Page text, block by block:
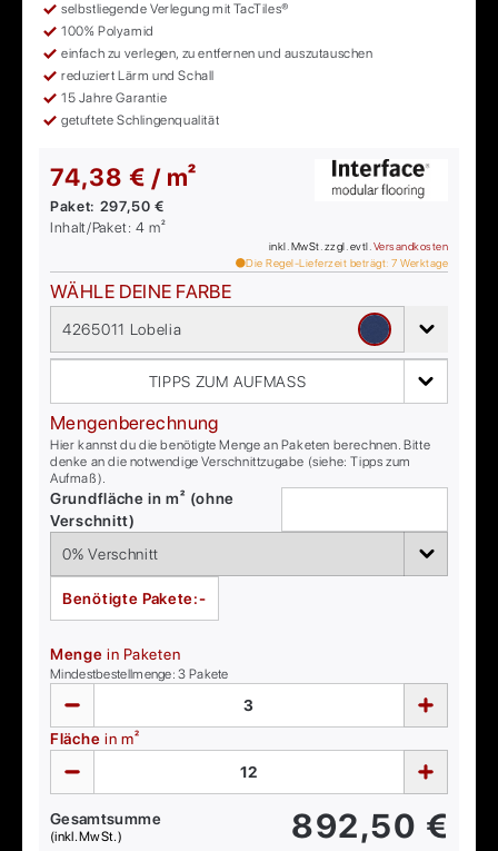
selbstliegende Verlegung mit TacTiles®
100% Polyamid
einfach zu verlegen, zu entfernen und auszutauschen
reduziert Lärm und Schall
15 Jahre Garantie
getuftete Schlingenqualität
74,38 € / m²
Paket: 297,50 €
Inhalt/Paket:4 m²
inkl. MwSt. zzgl. evtl. Versandkosten
Die Regel-Lieferzeit beträgt: 7 Werktage
WÄHLE DEINE FARBE
4265011 Lobelia
TIPPS ZUM AUFMASS
Mengenberechnung
Hier kannst du die benötigte Menge an Paketen berechnen. Bitte
denke an die notwendige Verschnittzugabe (siehe: Tipps zum
Aufmaß).
Grundfläche in m² (ohne
Verschnitt)
Benötigte Pakete:-
Menge in Paketen
Mindestbestellmenge:3 Pakete
Fläche in m²
Gesamtsumme
(inkl. MwSt.) 892,50 €